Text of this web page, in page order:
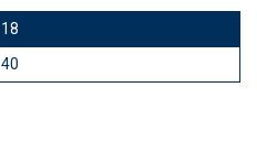
18
40